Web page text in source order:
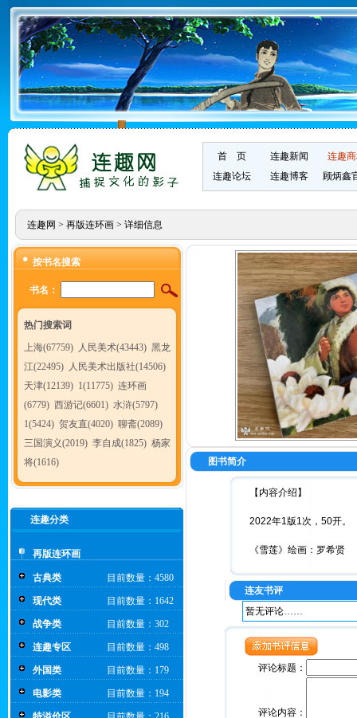
首 页 连趣新闻
连趣
连趣论坛
连趣博客 顾炳鑫
连趣网 >再版连环画 > 详细信息
按书名搜索
书名：
热门搜索词
上海(67759) 人民美术(43443) 黑龙
江(22495) 人民美术出版社(14506)
天津(12139) 1(11775) 连环画
(6779) 西游记(6601) 水浒(5797)
1(5424) 贺友直(4020) 聊斋(2089)
三国演义(2019) 李自成(1825) 杨家
将(1616)
连趣分类
再版连环画
古典类 目前数量：4580
现代类 目前数量：1642
战争类 目前数量：302
连趣专区 目前数量：498
外国类 目前数量：179
电影类 目前数量：194
图书简介
【内容介绍】
2022年1版1次，50开。
《雪莲》绘画：罗希贤
连友书评
暂无评论……
评论标题：
评论内容：